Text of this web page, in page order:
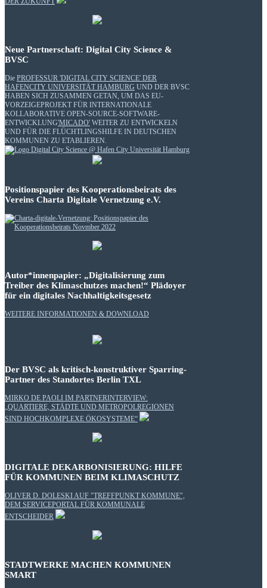
Neue Partnerschaft: Digital City Science &
BVSC
Die PROFESSUR 'DIGITAL CITY SCIENCE' DER
HAFENCITY UNIVERSITÄT HAMBURG UND DER BVSC
HABEN SICH ZUSAMMEN GETAN, UM DAS EU-
VORZEIGEPROJEKT FÜR INTERNATIONALE
KOLLABORATIVE OPEN-SOURCE-SOFTWARE-
ENTWICKLUNG'MICADO' WEITER ZU ENTWICKELN
UND FÜR DIE FLÜCHTLINGSHILFE IN DEUTSCHEN
KOMMUNEN ZU ETABLIEREN.
Positionspapier des Kooperationsbeirats des
Vereins Charta Digitale Vernetzung e.V.
Autor*innenpapier: „Digitalisierung zum
Treiber des Klimaschutzes machen!“ Plädoyer
für ein digitales Nachhaltigkeitsgesetz
WEITERE INFORMATIONEN & DOWNLOAD
Der BVSC als kritisch-konstruktiver Sparring-
Partner des Standortes Berlin TXL
MIRKO DE PAOLI IM PARTNERINTERVIEW:
„QUARTIERE, STÄDTE UND METROPOLREGIONEN
SIND HOCHKOMPLEXE ÖKOSYSTEME“
DIGITALE DEKARBONISIERUNG: HILFE
FÜR KOMMUNEN BEIM KLIMASCHUTZ
OLIVER D. DOLESKI AUF "TREFFPUNKT KOMMUNE",
DEM SERVICEPORTAL FÜR KOMMUNALE
ENTSCHEIDER
STADTWERKE MACHEN KOMMUNEN
SMART